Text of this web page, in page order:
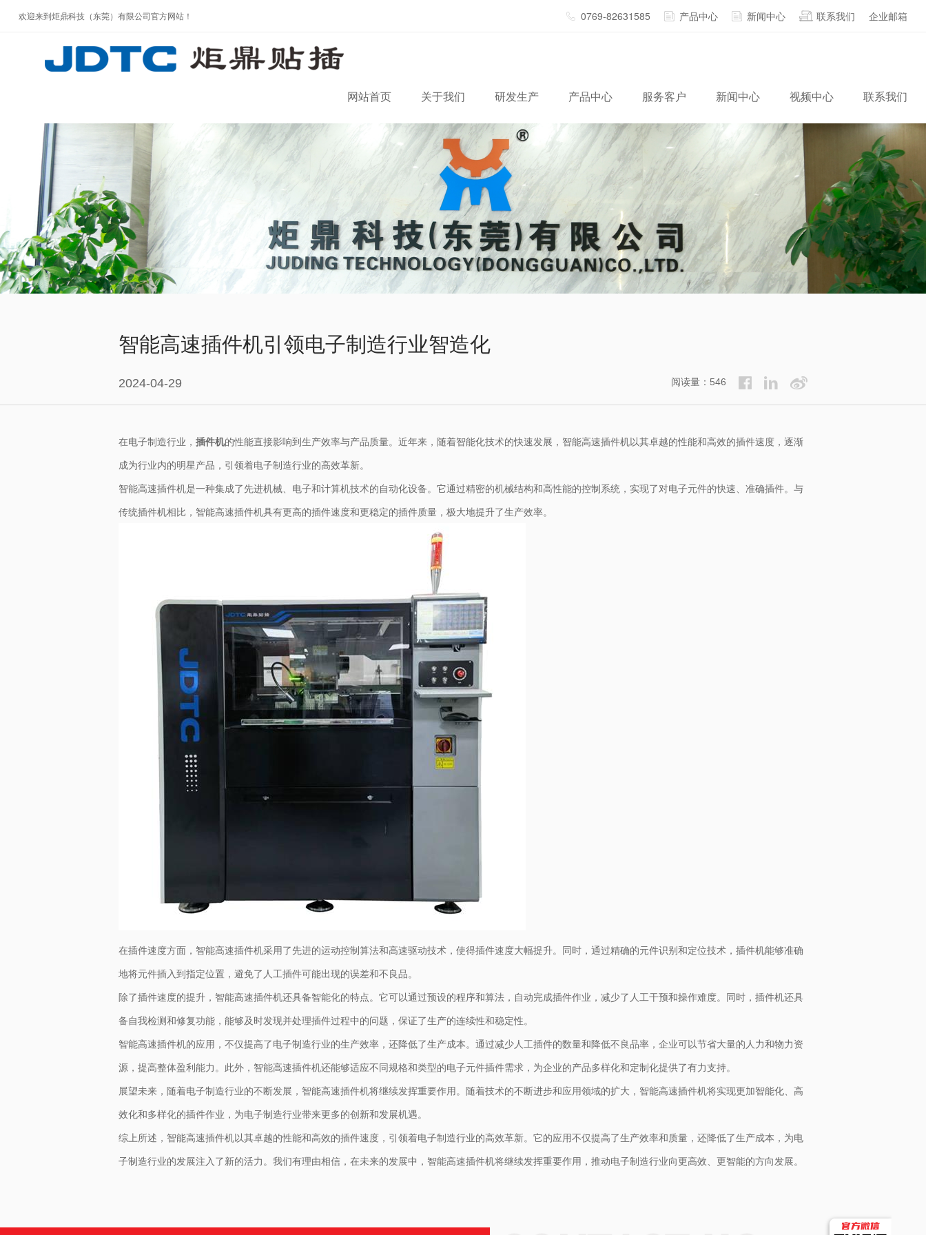
欢迎来到炬鼎科技（东莞）有限公司官方网站！ 0769-82631585 产品中心 新闻中心 联系我们 企业邮箱
网站首页 关于我们 研发生产 产品中心 服务客户 新闻中心 视频中心 联系我们
智能高速插件机引领电子制造行业智造化
2024-04-29 阅读量：546
在电子制造行业， 插件机的性能直接影响到生产效率与产品质量。近年来，随着智能化技术的快速发展，智能高速插件机以其卓越的性能和高效的插件速度，逐渐
成为行业内的明星产品，引领着电子制造行业的高效革新。
智能高速插件机是一种集成了先进机械、电子和计算机技术的自动化设备。它通过精密的机械结构和高性能的控制系统，实现了对电子元件的快速、准确插件。与
传统插件机相比，智能高速插件机具有更高的插件速度和更稳定的插件质量，极大地提升了生产效率。
在插件速度方面，智能高速插件机采用了先进的运动控制算法和高速驱动技术，使得插件速度大幅提升。同时，通过精确的元件识别和定位技术，插件机能够准确
地将元件插入到指定位置，避免了人工插件可能出现的误差和不良品。
除了插件速度的提升，智能高速插件机还具备智能化的特点。它可以通过预设的程序和算法，自动完成插件作业，减少了人工干预和操作难度。同时，插件机还具
备自我检测和修复功能，能够及时发现并处理插件过程中的问题，保证了生产的连续性和稳定性。
智能高速插件机的应用，不仅提高了电子制造行业的生产效率，还降低了生产成本。通过减少人工插件的数量和降低不良品率，企业可以节省大量的人力和物力资
源，提高整体盈利能力。此外，智能高速插件机还能够适应不同规格和类型的电子元件插件需求，为企业的产品多样化和定制化提供了有力支持。
展望未来，随着电子制造行业的不断发展，智能高速插件机将继续发挥重要作用。随着技术的不断进步和应用领域的扩大，智能高速插件机将实现更加智能化、高
效化和多样化的插件作业，为电子制造行业带来更多的创新和发展机遇。
综上所述，智能高速插件机以其卓越的性能和高效的插件速度，引领着电子制造行业的高效革新。它的应用不仅提高了生产效率和质量，还降低了生产成本，为电
子制造行业的发展注入了新的活力。我们有理由相信，在未来的发展中，智能高速插件机将继续发挥重要作用，推动电子制造行业向更高效、更智能的方向发展。